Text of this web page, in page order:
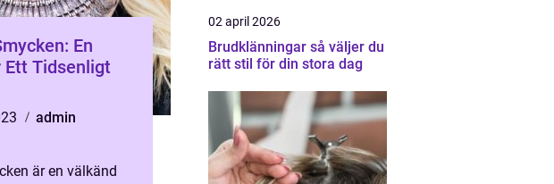
En
Ett Tidsenligt
admin
är en välkänd
02 april 2026
Brudklänningar så väljer du
rätt stil för din stora dag